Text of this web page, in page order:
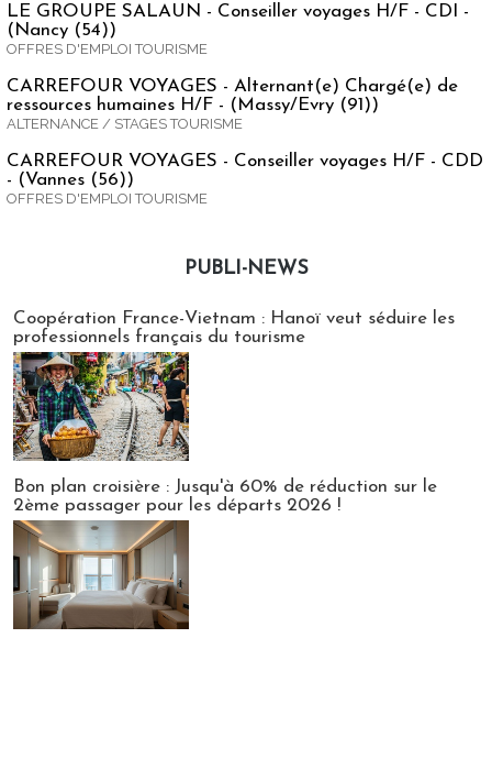
LE GROUPE SALAUN - Conseiller voyages H/F - CDI -
(Nancy (54))
OFFRES D'EMPLOI TOURISME
CARREFOUR VOYAGES - Alternant(e) Chargé(e) de
ressources humaines H/F - (Massy/Evry (91))
ALTERNANCE / STAGES TOURISME
CARREFOUR VOYAGES - Conseiller voyages H/F - CDD
- (Vannes (56))
OFFRES D'EMPLOI TOURISME
PUBLI-NEWS
Coopération France-Vietnam : Hanoï veut séduire les
professionnels français du tourisme
Bon plan croisière : Jusqu'à 60% de réduction sur le
2ème passager pour les départs 2026 !